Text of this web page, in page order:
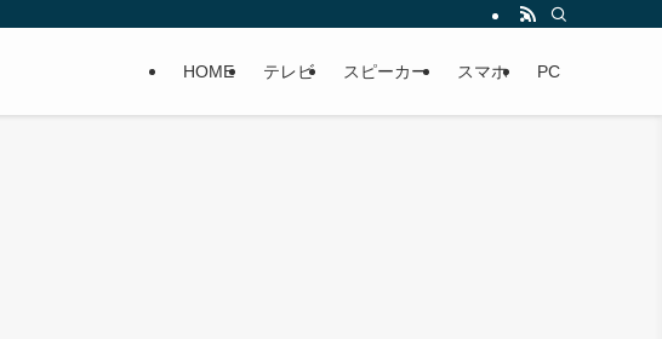
HOME テレビ スピーカー スマホ PC